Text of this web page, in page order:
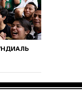
дороже
76-ю